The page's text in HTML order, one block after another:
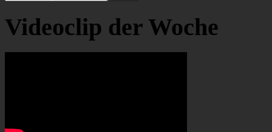
Videoclip der Woche